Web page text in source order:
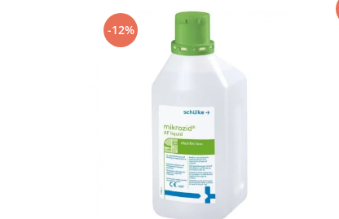
Supliment Vitamina D3
Supliment Vitamina E
-12%